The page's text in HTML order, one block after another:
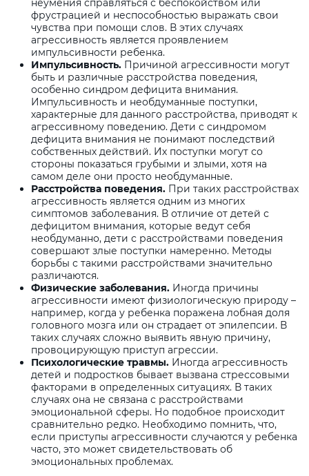
неумения справляться с беспокойством или
фрустрацией и неспособностью выражать свои
чувства при помощи слов. В этих случаях
агрессивность является проявлением
импульсивности ребенка.
Импульсивность. Причиной агрессивности могут
быть и различные расстройства поведения,
особенно синдром дефицита внимания.
Импульсивность и необдуманные поступки,
характерные для данного расстройства, приводят к
агрессивному поведению. Дети с синдромом
дефицита внимания не понимают последствий
собственных действий. Их поступки могут со
стороны показаться грубыми и злыми, хотя на
самом деле они просто необдуманные.
Расстройства поведения. При таких расстройствах
агрессивность является одним из многих
симптомов заболевания. В отличие от детей с
дефицитом внимания, которые ведут себя
необдуманно, дети с расстройствами поведения
совершают злые поступки намеренно. Методы
борьбы с такими расстройствами значительно
различаются.
Физические заболевания. Иногда причины
агрессивности имеют физиологическую природу –
например, когда у ребенка поражена лобная доля
головного мозга или он страдает от эпилепсии. В
таких случаях сложно выявить явную причину,
провоцирующую приступ агрессии.
Психологические травмы. Иногда агрессивность
детей и подростков бывает вызвана стрессовыми
факторами в определенных ситуациях. В таких
случаях она не связана с расстройствами
эмоциональной сферы. Но подобное происходит
сравнительно редко. Необходимо помнить, что,
если приступы агрессивности случаются у ребенка
часто, это может свидетельствовать об
эмоциональных проблемах.